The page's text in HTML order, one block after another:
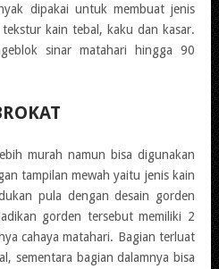
dipakai untuk membuat jenis
kain tebal, kaku dan kasar.
sinar matahari hingga 90
murah namun bisa digunakan
tampilan mewah yaitu jenis kain
pula dengandesain gorden
gorden tersebut memiliki 2
cahaya matahari. Bagian terluat
sementara bagian dalamnya bisa